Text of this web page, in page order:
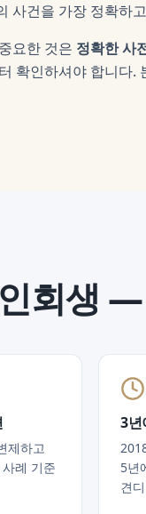
사건을 가장 정확하
요한 것은 정확한 사
확인하셔야 합니다.
회생 —
제하고
례 기준
3년
5년
견